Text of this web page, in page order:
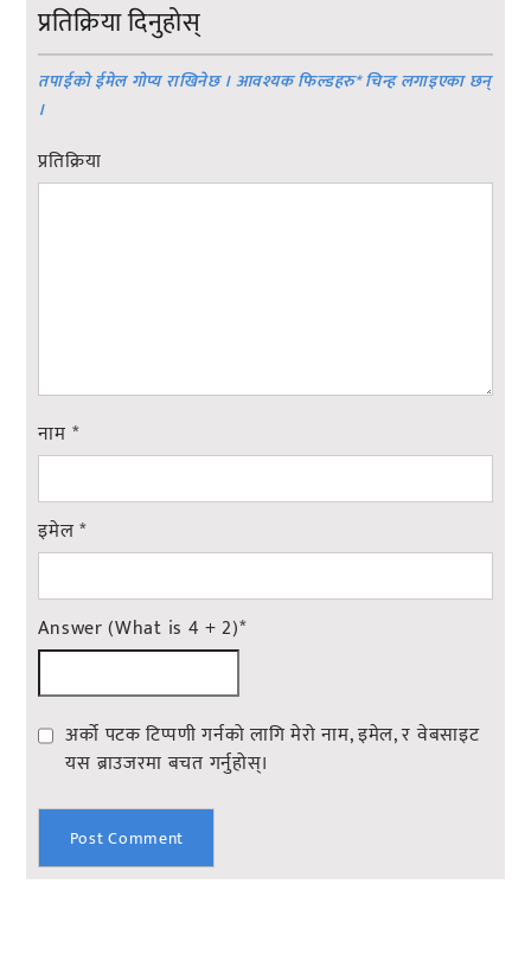
प्रतिक्रिया दिनुहोस्
तपाईको ईमेल गोप्य राखिनेछ । आवश्यक फिल्डहरु*चिन्ह लगाइएका छन्
।
प्रतिक्रिया
नाम *
इमेल*
Answer (What is 4 + 2)*
अर्को पटक टिप्पणी गर्नको लागि मेरो नाम, इमेल, र वेबसाइट
यस ब्राउजरमा बचत गर्नुहोस्।